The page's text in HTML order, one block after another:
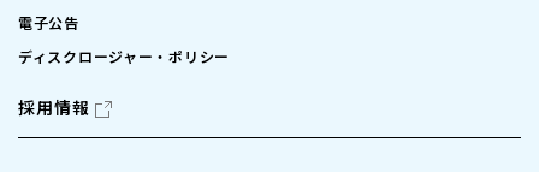
電子公告
ディスクロージャー・ポリシー
採用情報